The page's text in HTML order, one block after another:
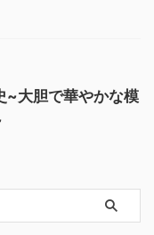
~大胆で華やかな模